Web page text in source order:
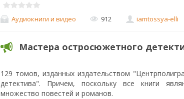
Аудиокниги и видео 912 iamtossya-elli
Мастера остросюжетного
129 томов, изданных издательством
детектива". Причем, поскольку все книги
множество повестей и романов.